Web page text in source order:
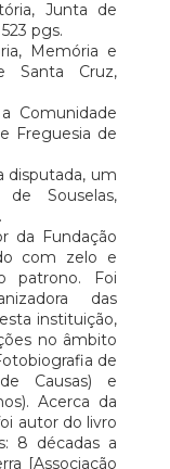
Junta de
pgs.
Memória e
Santa Cruz,
Comunidade
Freguesia de
disputada, um
Souselas,
da Fundação
com zelo e
patrono. Foi
das
instituição,
no âmbito
de
Causas) e
Acerca da
autor do livro
8 décadas a
[Associação